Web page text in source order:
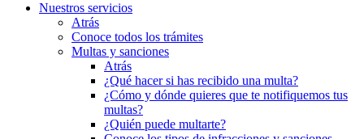
Nuestros servicios
Atrás
Conoce todos los trámites
Multas y sanciones
Atrás
¿Qué hacer si has recibido una multa?
¿Cómo y dónde quieres que te notifiquemos tus
multas?
¿Quién puede multarte?